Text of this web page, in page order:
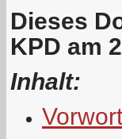
Dieses
KPD am
Inhalt:
Vorwort